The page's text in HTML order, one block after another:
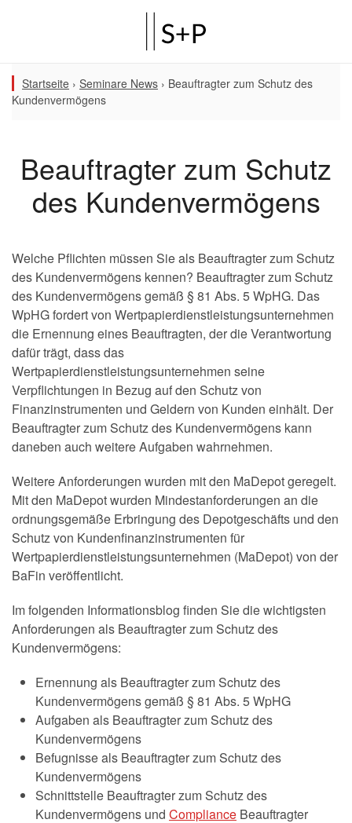
Startseite › Seminare News › Beauftragter zum Schutz des
Kundenvermögens
Beauftragter zum Schutz
des Kundenvermögens
Welche Pflichten müssen Sie als Beauftragter zum Schutz
des Kundenvermögens kennen? Beauftragter zum Schutz
des Kundenvermögens gemäß § 81 Abs. 5 WpHG. Das
WpHG fordert von Wertpapierdienstleistungsunternehmen
die Ernennung eines Beauftragten, der die Verantwortung
dafür trägt, dass das
Wertpapierdienstleistungsunternehmen seine
Verpflichtungen in Bezug auf den Schutz von
Finanzinstrumenten und Geldern von Kunden einhält. Der
Beauftragter zum Schutz des Kundenvermögens kann
daneben auch weitere Aufgaben wahrnehmen.
Weitere Anforderungen wurden mit den MaDepot geregelt.
Mit den MaDepot wurden Mindestanforderungen an die
ordnungsgemäße Erbringung des Depotgeschäfts und den
Schutz von Kundenfinanzinstrumenten für
Wertpapierdienstleistungsunternehmen (MaDepot) von der
BaFin veröffentlicht.
Im folgenden Informationsblog finden Sie die wichtigsten
Anforderungen als Beauftragter zum Schutz des
Kundenvermögens:
Ernennung als Beauftragter zum Schutz des
Kundenvermögens gemäß § 81 Abs. 5 WpHG
Aufgaben als Beauftragter zum Schutz des
Kundenvermögens
Befugnisse als Beauftragter zum Schutz des
Kundenvermögens
Schnittstelle Beauftragter zum Schutz des
Kundenvermögens und Compliance Beauftragter